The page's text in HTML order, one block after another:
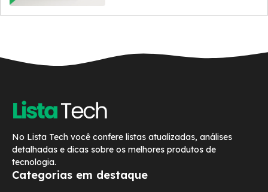
No Lista Tech você confere listas atualizadas, análises
detalhadas e dicas sobre os melhores produtos de
tecnologia.
Categorias em destaque